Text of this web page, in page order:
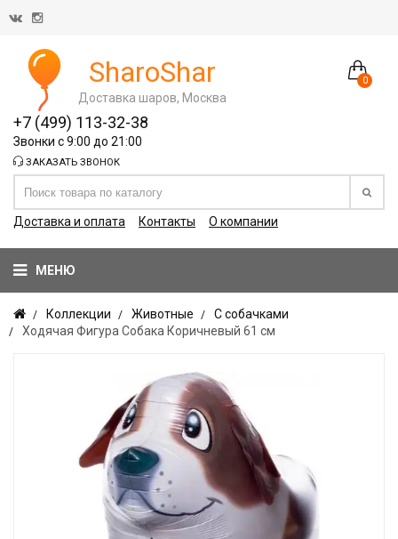
0
SharoShar
Доставка шаров, Москва
+7 (499) 113-32-38
Звонки с 9:00 до 21:00
ЗАКАЗАТЬ ЗВОНОК
Доставка и оплата Контакты О компании
МЕНЮ
Коллекции Животные
С собачками
Ходячая Фигура Собака Коричневый 61 см